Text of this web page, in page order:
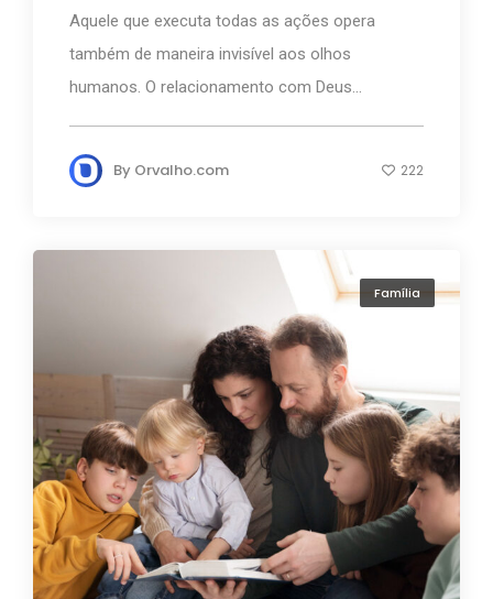
Aquele que executa todas as ações opera
também de maneira invisível aos olhos
humanos. O relacionamento com Deus...
By Orvalho.com 222
Família